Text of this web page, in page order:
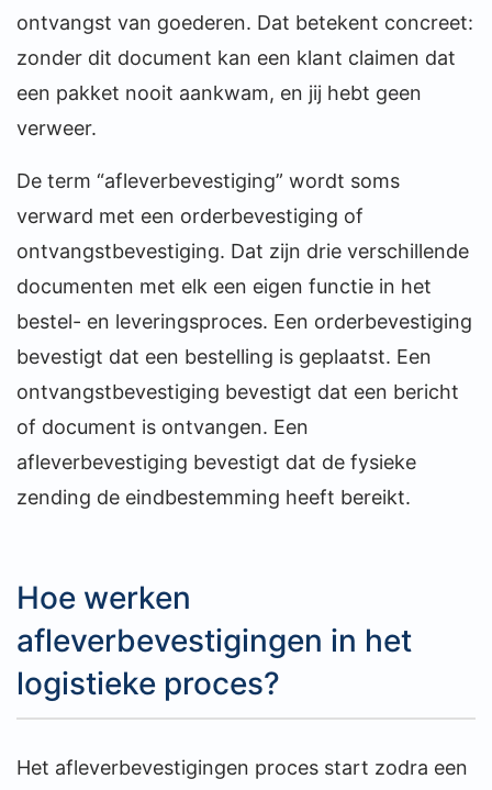
ontvangst van goederen. Dat betekent concreet:
zonder dit document kan een klant claimen dat
een pakket nooit aankwam, en jij hebt geen
verweer.
De term “afleverbevestiging” wordt soms
verward met een orderbevestiging of
ontvangstbevestiging. Dat zijn drie verschillende
documenten met elk een eigen functie in het
bestel- en leveringsproces. Een orderbevestiging
bevestigt dat een bestelling is geplaatst. Een
ontvangstbevestiging bevestigt dat een bericht
of document is ontvangen. Een
afleverbevestiging bevestigt dat de fysieke
zending de eindbestemming heeft bereikt.
Hoe werken
afleverbevestigingen in het
logistieke proces?
Het afleverbevestigingen proces start zodra een